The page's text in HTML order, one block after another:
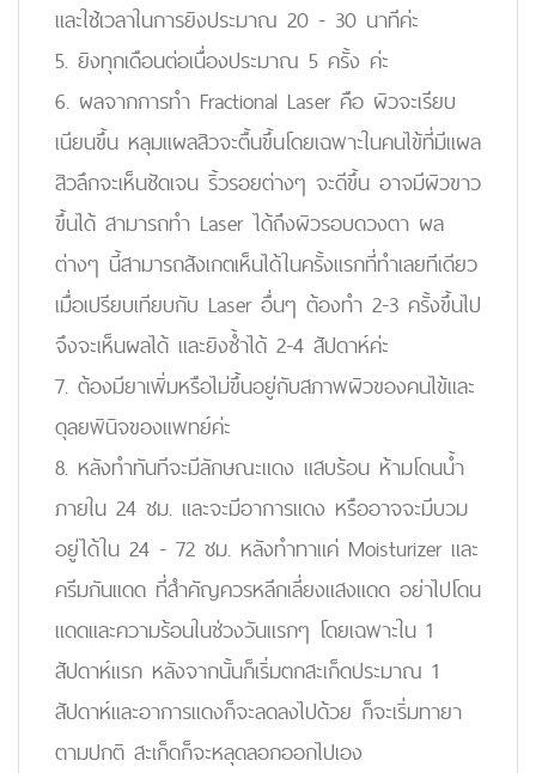
และใช้เวลาในการยิงประมาณ 20 - 30 นาทีค่ะ
5. ยิงทุกเดือนต่อเนื่องประมาณ 5 ครั้ง ค่ะ
6. ผลจากการทำ Fractional Laser คือ ผิวจะเรียบ
เนียนขึ้น หลุมแผลสิวจะตื้นขึ้นโดยเฉพาะในคนไข้ที่มีแผล
สิวลึกจะเห็นชัดเจน ริ้วรอยต่างๆ จะดีขึ้น อาจมีผิวขาว
ขึ้นได้ สามารถทำ Laser ได้ถึงผิวรอบดวงตา ผล
ต่างๆ นี้สามารถสังเกตเห็นได้ในครั้งแรกที่ทำเลยทีเดียว
เมื่อเปรียบเทียบกับ Laser อื่นๆ ต้องทำ 2-3 ครั้งขึ้นไป
จึงจะเห็นผลได้ และยิงซ้ำได้ 2-4 สัปดาห์ค่ะ
7. ต้องมียาเพิ่มหรือไม่ขึ้นอยู่กับสภาพผิวของคนไข้และ
ดุลยพินิจของแพทย์ค่ะ
8. หลังทำทันทีจะมีลักษณะแดง แสบร้อน ห้ามโดนน้ำ
ภายใน 24 ชม. และจะมีอาการแดง หรืออาจจะมีบวม
อยู่ได้ใน 24 - 72 ชม. หลังทำทาแค่ Moisturizer และ
ครีมกันแดด ที่สำคัญควรหลีกเลี่ยงแสงแดด อย่าไปโดน
แดดและความร้อนในช่วงวันแรกๆ โดยเฉพาะใน 1
สัปดาห์แรก หลังจากนั้นก็เริ่มตกสะเก็ดประมาณ 1
สัปดาห์และอาการแดงก็จะลดลงไปด้วย ก็จะเริ่มทายา
ตามปกติ สะเก็ดก็จะหลุดลอกออกไปเอง